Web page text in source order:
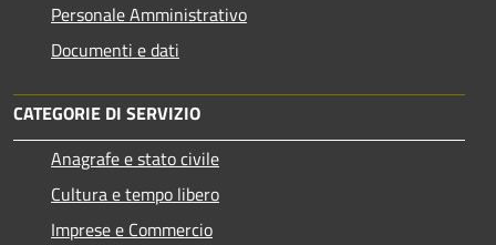
Personale Amministrativo
Documenti e dati
CATEGORIE DI SERVIZIO
Anagrafe e stato civile
Cultura e tempo libero
Imprese e Commercio